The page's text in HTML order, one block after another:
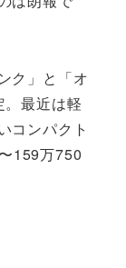
ク」と「オ
。最近は軽
コンパクト
159万750